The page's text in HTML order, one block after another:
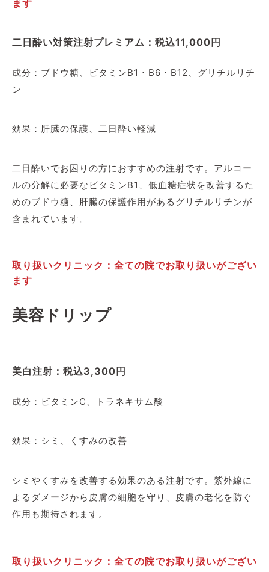
ます
二日酔い対策注射プレミアム：税込11,000円
成分：ブドウ糖、ビタミンB1・B6・B12、グリチルリチ
ン
効果：肝臓の保護、二日酔い軽減
二日酔いでお困りの方におすすめの注射です。アルコー
ルの分解に必要なビタミンB1、低血糖症状を改善するた
めのブドウ糖、肝臓の保護作用があるグリチルリチンが
含まれています。
取り扱いクリニック：全ての院でお取り扱いがござい
ます
美容ドリップ
美白注射：税込3,300円
成分：ビタミンC、トラネキサム酸
効果：シミ、くすみの改善
シミやくすみを改善する効果のある注射です。紫外線に
よるダメージから皮膚の細胞を守り、皮膚の老化を防ぐ
作用も期待されます。
取り扱いクリニック：全ての院でお取り扱いがござい